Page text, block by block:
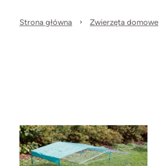
Strona główna Zwierzęta domowe